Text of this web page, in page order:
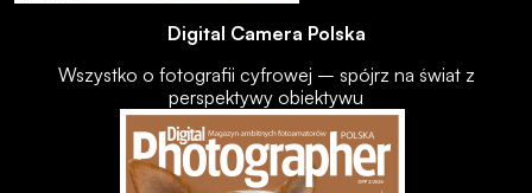
Digital Camera Polska
Wszystko o fotografii cyfrowej – spójrz na świat z
perspektywy obiektywu